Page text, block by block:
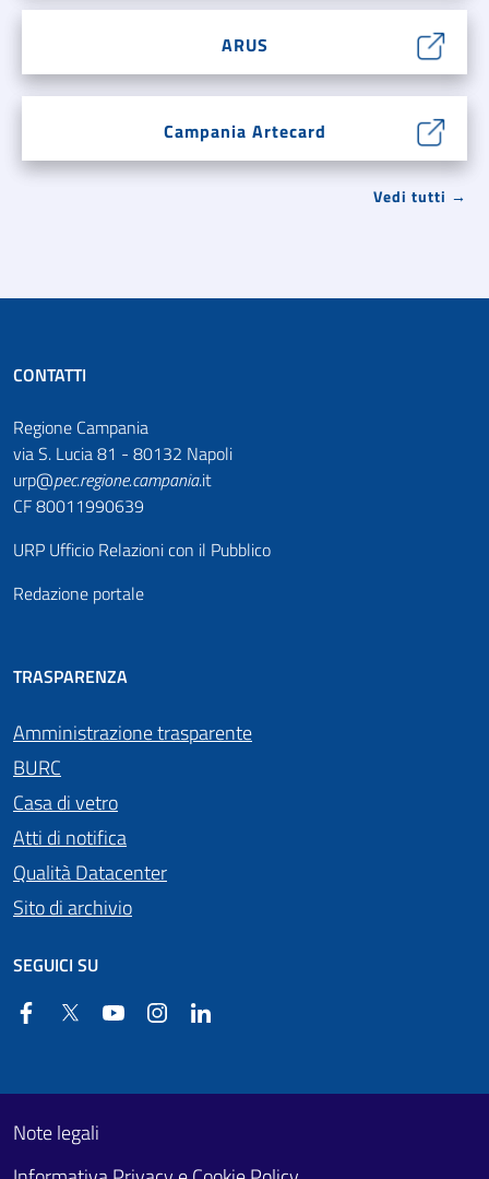
ARUS
Campania Artecard
Vedi tutti →
CONTATTI
Regione Campania
via S. Lucia 81 - 80132 Napoli
urp@pec.regione.campania.it
CF 80011990639
URP Ufficio Relazioni con il Pubblico
Redazione portale
TRASPARENZA
Amministrazione trasparente
BURC
Casa di vetro
Atti di notifica
Qualità Datacenter
Sito di archivio
SEGUICI SU
FacebookTwitter YouTube Instagram
Footer First
Useful links section
Note legali